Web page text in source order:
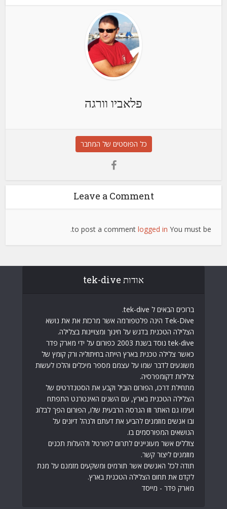
פלאביו וורגה
כל הפוסטים של המחבר
Leave a Comment
You must be
logged in
to post a comment.
אודות tek-dive
ברוכים הבאים ל tek-dive.
Tek-Dive הינה פלטפורמה אשר מרכזת את את נושא
הצלילה הטכנית בדגש על חינוך ומצויינות בצלילה.
tek-dive נוסד בשנת 2003 כפורום על ידי מארק פדר
כאשר צלילה טכנית בארץ הייתה בחיתוליה ורק קומץ של
משוגעים לדבר שמו על עצמם מספר מיכלים והלכו לעשות
צלילות דקומפרסיה.
מתחילת דרכו, הפורום הוביל וקבע את הסטנדרטים של
הצלילה הטכנית בארץ, עם השנים האינטרנט התפתח
ועימו גם האתר וזו הגרסה הרבעית שלו, הפורום הפך לבלוג
ובו אנשים מוזמנים להביע את דעתם ולנהל דיונים על
הנושאים המפורסמים בו.
צוללים אשר מעוניינים לתרום לפורטל ולהעלות תכנים
מוזמנים ליצור קשר.
תודה לכל האנשים אשר תורמים ומשקעים מזמנם על מנת
לקדם את תחום הצלילה הטכנית בארץ.
מארק פדר - מייסד